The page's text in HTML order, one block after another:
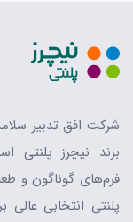
شرکت افق تدبیر
برند نیچرز پلنتی
فرم‌های گوناگون و
پلنتی انتخابی